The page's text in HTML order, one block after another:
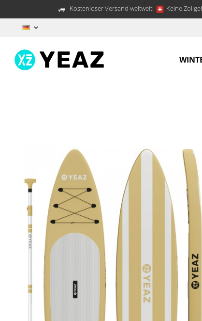
Kostenloser Versand weltweit! Keine